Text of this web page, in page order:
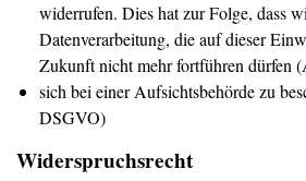
widerrufen. Dies hat zur Folge, dass
Datenverarbeitung, die auf dieser
Zukunft nicht mehr fortführen dürfen
sich bei einer Aufsichtsbehörde zu
DSGVO)
Widerspruchsrecht